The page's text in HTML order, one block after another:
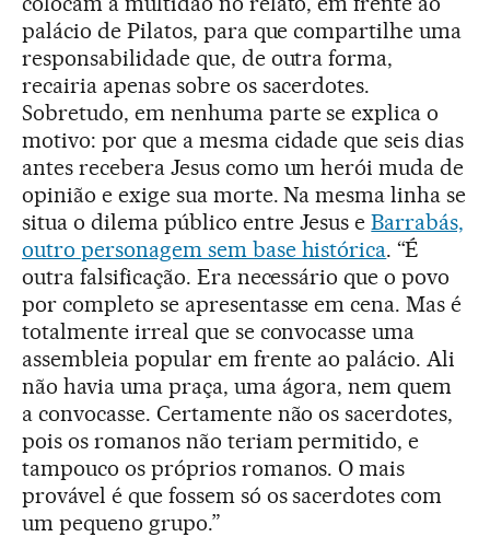
palácio de Pilatos, para que compartilhe uma
responsabilidade que, de outra forma,
recairia apenas sobre os sacerdotes.
Sobretudo, em nenhuma parte se explica o
motivo: por que a mesma cidade que seis dias
antes recebera Jesus como um herói muda de
opinião e exige sua morte. Na mesma linha se
situa o dilema público entre Jesus eBarrabás,
outro personagem sem base histórica. “É
outra falsificação. Era necessário que o povo
por completo se apresentasse em cena. Mas é
totalmente irreal que se convocasse uma
assembleia popular em frente ao palácio. Ali
não havia uma praça, uma ágora, nem quem
a convocasse. Certamente não os sacerdotes,
pois os romanos não teriam permitido, e
tampouco os próprios romanos. O mais
provável é que fossem só os sacerdotes com
um pequeno grupo.”